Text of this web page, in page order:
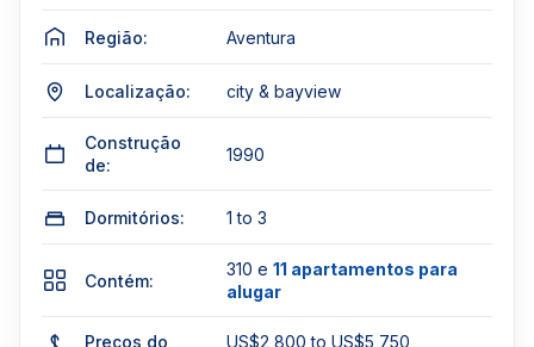
Região: Aventura
Localização: city & bayview
Construção
de:
1990
Dormitórios: 1 to 3
Contém:
310 e 11 apartamentos para
alugar
Preços do
US$2,800 to US$5,750